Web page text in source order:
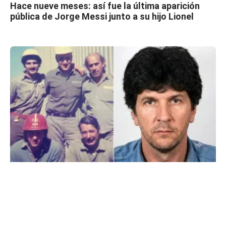
Hace nueve meses: así fue la última aparición
pública de Jorge Messi junto a su hijo Lionel